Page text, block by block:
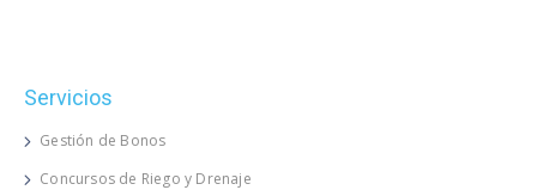
Servicios
Gestión de Bonos
Concursos de Riego y Drenaje